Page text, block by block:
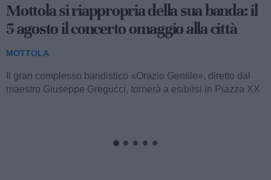
Massafra, Mottola e Crispiano: controlli
straordinari dei carabinieri, due denunce
e vari sequestri
MOTTOLA
Nel corso dell’ultimo fine settimana, i comuni di Massafra,